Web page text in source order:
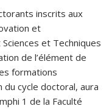
inscrits aux
et
et Techniques
de l’élément de
formations
cycle doctoral, aura
1 de la Faculté